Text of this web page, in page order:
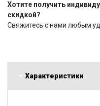
Хотите получить
скидкой?
Свяжитесь с нами любым
Характеристики